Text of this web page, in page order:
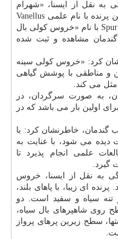
به نقل از ایسنا، «شهرام
احمدی» با بیان این خبر، اظهار نمود: این پرنده با نام علمی Vanellus
Spinosus و نام انگلیسی Spur winged Plover با نام «خروس كولی بال
مشاهده و ثبت شده
كرد: «خروس كولی سینه
و مناطقی با پوشش گیاهی
می كند.
به صورت سرگردان، در
اولین بار می باشد كه در
گندمان، خاطرنشان كرد: با
می شود، با عنایت به
علمی انجام پذیرد تا
گیرد.
به نقل از ایسنا، خروس
طول دارد. پرنده ای زیبا، با پاهای بلند،
تنه سیاه و سفید است. دو
روی شاهپرهای بال سیاه،
سطح زیرین پرهای پرواز